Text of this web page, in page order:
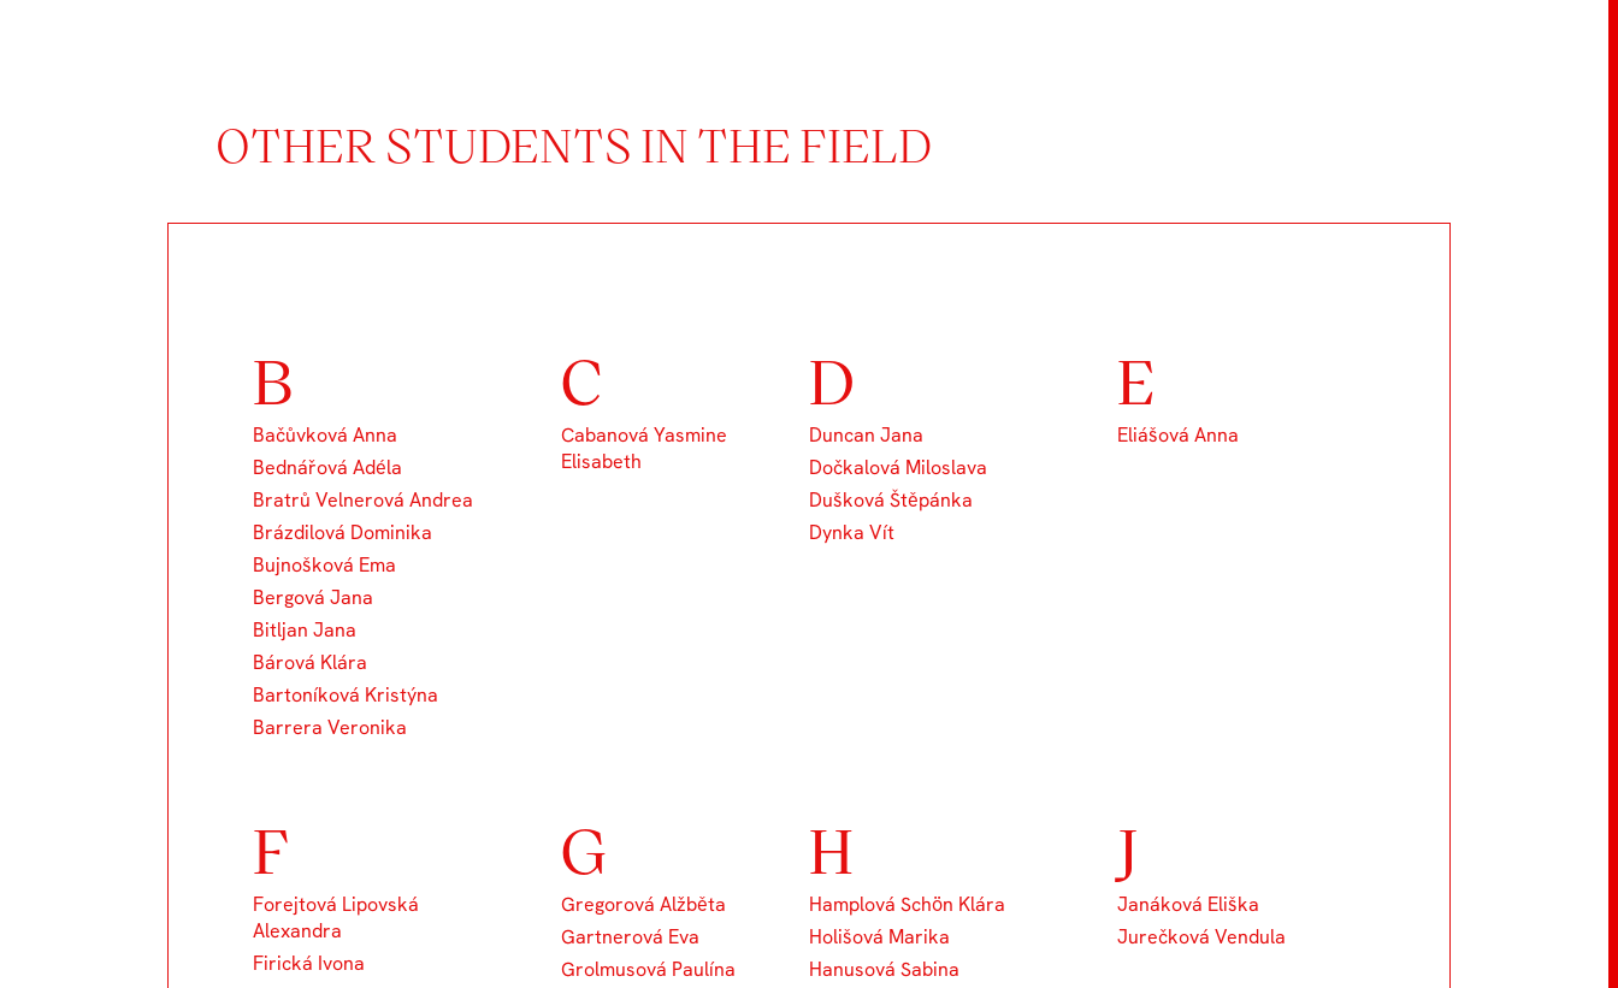
OTHER STUDENTS IN THE FIELD
B
Bačůvková Anna
Bednářová Adéla
Bratrů Velnerová Andrea
Brázdilová Dominika
Bujnošková Ema
Bergová Jana
Bitljan Jana
Bárová Klára
Bartoníková Kristýna
Barrera Veronika
C
Cabanová Yasmine
Elisabeth
D
Duncan Jana
Dočkalová Miloslava
Dušková Štěpánka
Dynka Vít
E
Eliášová Anna
F
Forejtová Lipovská
Alexandra
Firická Ivona
G
Gregorová Alžběta
Gartnerová Eva
Grolmusová Paulína
H
Hamplová Schön Klára
Holišová Marika
Hanusová Sabina
J
Janáková Eliška
Jurečková Vendula